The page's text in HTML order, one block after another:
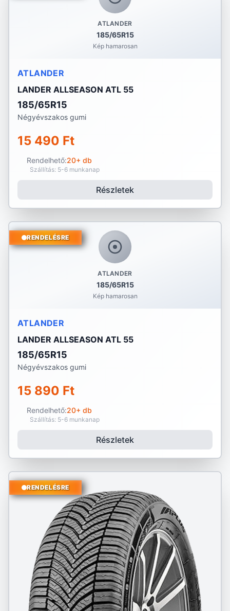
ATLANDER
185/65R15
Kép hamarosan
ATLANDER
LANDER ALLSEASON ATL 55
185/65R15
Négyévszakos gumi
15 490 Ft
Rendelhető:20+ db
Szállítás: 5-6 munkanap
Részletek
ATLANDER
185/65R15
Kép hamarosan
RENDELÉSRE
ATLANDER
LANDER ALLSEASON ATL 55
185/65R15
Négyévszakos gumi
15 890 Ft
Rendelhető:20+ db
Szállítás: 5-6 munkanap
Részletek
RENDELÉSRE